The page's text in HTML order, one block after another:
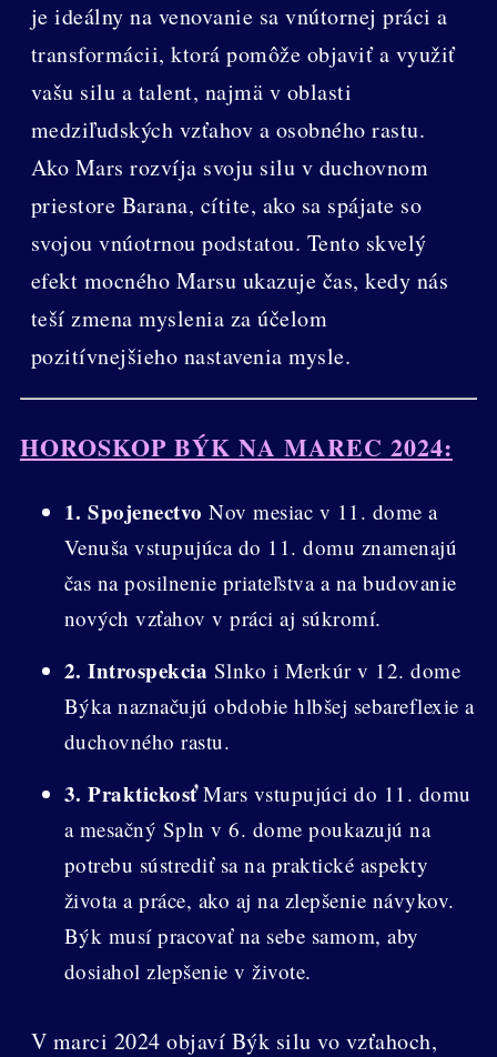
je ideálny na venovanie sa vnútornej práci a
transformácii, ktorá pomôže objaviť a využiť
vašu silu a talent, najmä v oblasti
medziľudských vzťahov a osobného rastu.
Ako Mars rozvíja svoju silu v duchovnom
priestore Barana, cítite, ako sa spájate so
svojou vnúotrnou podstatou. Tento skvelý
efekt mocného Marsu ukazuje čas, kedy nás
teší zmena myslenia za účelom
pozitívnejšieho nastavenia mysle.
HOROSKOP BÝK NA MAREC 2024:
1. SpojenectvoNov mesiac v 11. dome a
Venuša vstupujúca do 11. domu znamenajú
čas na posilnenie priateľstva a na budovanie
nových vzťahov v práci aj súkromí.
2. Introspekcia Slnko i Merkúr v 12. dome
Býka naznačujú obdobie hlbšej sebareflexie a
duchovného rastu.
3. PraktickosťMars vstupujúci do 11. domu
a mesačný Spln v 6. dome poukazujú na
potrebu sústrediť sa na praktické aspekty
života a práce, ako aj na zlepšenie návykov.
Býk musí pracovať na sebe samom, aby
dosiahol zlepšenie v živote.
V marci 2024 objaví Býk silu vo vzťahoch,